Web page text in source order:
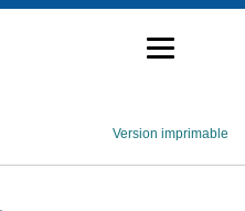
Version imprimable